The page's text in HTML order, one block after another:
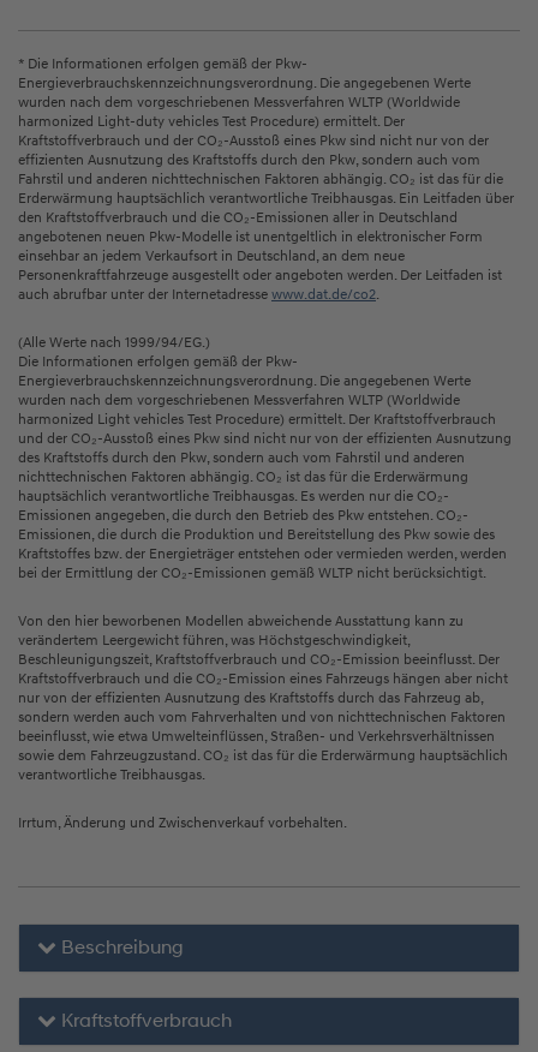
* Die Informationen erfolgen gemäß der Pkw-
Energieverbrauchskennzeichnungsverordnung. Die angegebenen Werte
wurden nach dem vorgeschriebenen Messverfahren WLTP (Worldwide
harmonized Light-duty vehicles Test Procedure) ermittelt. Der
Kraftstoffverbrauch und der CO₂-Ausstoß eines Pkw sind nicht nur von der
effizienten Ausnutzung des Kraftstoffs durch den Pkw, sondern auch vom
Fahrstil und anderen nichttechnischen Faktoren abhängig. CO₂ ist das für die
Erderwärmung hauptsächlich verantwortliche Treibhausgas. Ein Leitfaden über
den Kraftstoffverbrauch und die CO₂-Emissionen aller in Deutschland
angebotenen neuen Pkw-Modelle ist unentgeltlich in elektronischer Form
einsehbar an jedem Verkaufsort in Deutschland, an dem neue
Personenkraftfahrzeuge ausgestellt oder angeboten werden. Der Leitfaden ist
auch abrufbar unter der Internetadresse www.dat.de/co2.
(Alle Werte nach 1999/94/EG.)
Die Informationen erfolgen gemäß der Pkw-
Energieverbrauchskennzeichnungsverordnung. Die angegebenen Werte
wurden nach dem vorgeschriebenen Messverfahren WLTP (Worldwide
harmonized Light vehicles Test Procedure) ermittelt. Der Kraftstoffverbrauch
und der CO₂-Ausstoß eines Pkw sind nicht nur von der effizienten Ausnutzung
des Kraftstoffs durch den Pkw, sondern auch vom Fahrstil und anderen
nichttechnischen Faktoren abhängig. CO₂ ist das für die Erderwärmung
hauptsächlich verantwortliche Treibhausgas. Es werden nur die CO₂-
Emissionen angegeben, die durch den Betrieb des Pkw entstehen. CO₂-
Emissionen, die durch die Produktion und Bereitstellung des Pkw sowie des
Kraftstoffes bzw. der Energieträger entstehen oder vermieden werden, werden
bei der Ermittlung der CO₂-Emissionen gemäß WLTP nicht berücksichtigt.
Von den hier beworbenen Modellen abweichende Ausstattung kann zu
verändertem Leergewicht führen, was Höchstgeschwindigkeit,
Beschleunigungszeit, Kraftstoffverbrauch und CO₂-Emission beeinflusst. Der
Kraftstoffverbrauch und die CO₂-Emission eines Fahrzeugs hängen aber nicht
nur von der effizienten Ausnutzung des Kraftstoffs durch das Fahrzeug ab,
sondern werden auch vom Fahrverhalten und von nichttechnischen Faktoren
beeinflusst, wie etwa Umwelteinflüssen, Straßen- und Verkehrsverhältnissen
sowie dem Fahrzeugzustand. CO₂ ist das für die Erderwärmung hauptsächlich
verantwortliche Treibhausgas.
Irrtum, Änderung und Zwischenverkauf vorbehalten.
Beschreibung
Kraftstoffverbrauch